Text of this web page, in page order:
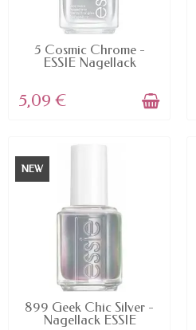
AVAILABLE
5 Cosmic Chrome -
ESSIE Nagellack
5,09 €
NEW
AVAILABLE
899 Geek Chic Silver -
Nagellack ESSIE